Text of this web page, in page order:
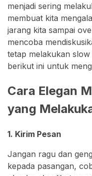
menjadi sering
membuat kita
jarang kita sampai
mencoba
tetap melakukan
berikut ini untuk
Cara Elegan
yang
1. Kirim Pesan
Jangan ragu dan
kepada pasangan,